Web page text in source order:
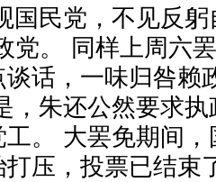
国民党，不见反躬
党。 同样上周六
话，一味归咎赖
，朱还公然要求
。 大罢免期间
压，投票已结束